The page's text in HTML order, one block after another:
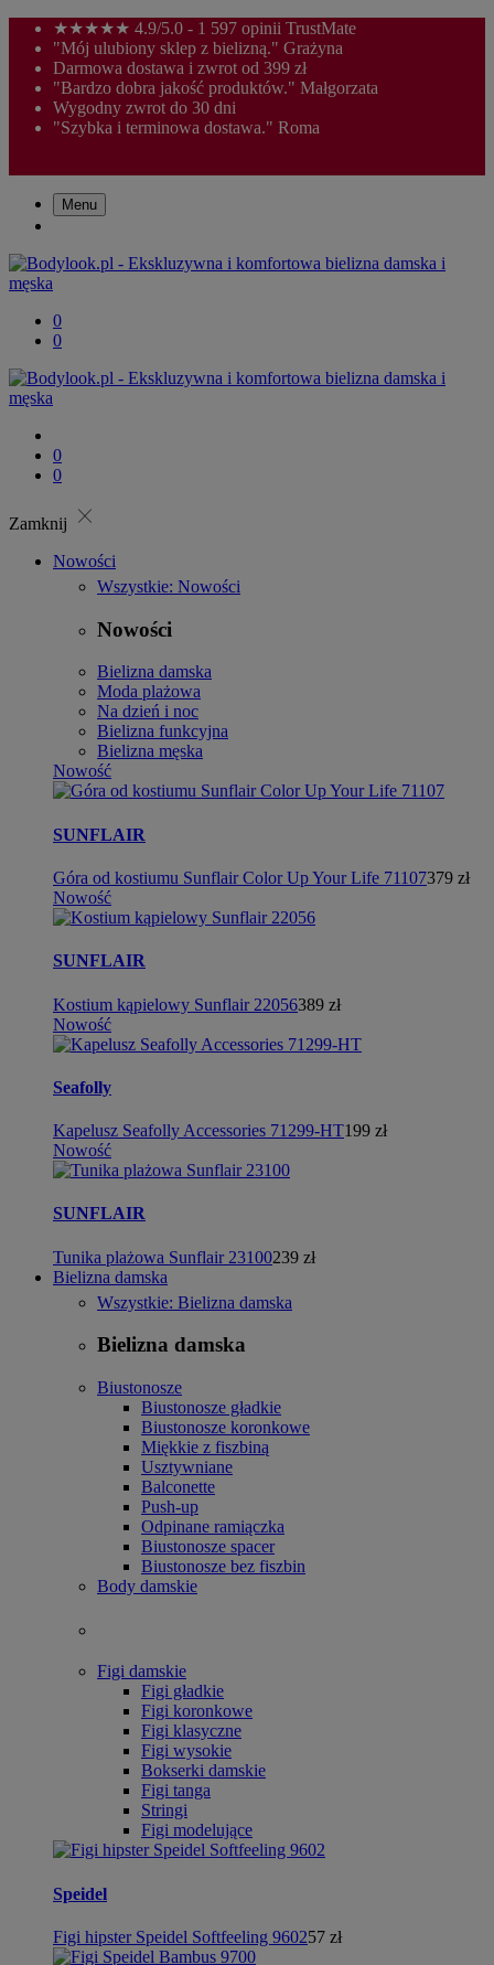
★★★★★ 4.9/5.0 - 1 597 opinii TrustMate
"Mój ulubiony sklep z bielizną." Grażyna
Darmowa dostawa i zwrot od 399 zł
"Bardzo dobra jakość produktów." Małgorzata
Wygodny zwrot do 30 dni
"Szybka i terminowa dostawa." Roma
Menu
0
0
0
0
Zamknij close
Nowości
Wszystkie: Nowości
Nowości
Bielizna damska
Moda plażowa
Na dzień i noc
Bielizna funkcyjna
Bielizna męska
Nowość
SUNFLAIR
Góra od kostiumu Sunflair Color Up Your Life 71107379 zł
Nowość
SUNFLAIR
Kostium kąpielowy Sunflair 22056389 zł
Nowość
Seafolly
Kapelusz Seafolly Accessories 71299-HT199 zł
Nowość
SUNFLAIR
Tunika plażowa Sunflair 23100239 zł
Bielizna damska
Wszystkie: Bielizna damska
Bielizna damska
Biustonosze
Biustonosze gładkie
Biustonosze koronkowe
Miękkie z fiszbiną
Usztywniane
Balconette
Push-up
Odpinane ramiączka
Biustonosze spacer
Biustonosze bez fiszbin
Body damskie
Figi damskie
Figi gładkie
Figi koronkowe
Figi klasyczne
Figi wysokie
Bokserki damskie
Figi tanga
Stringi
Figi modelujące
Speidel
Figi hipster Speidel Softfeeling 960257 zł